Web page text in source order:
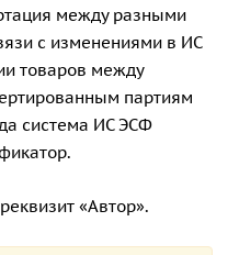
между разными
с изменениями в ИС
товаров между
партиям
система ИС ЭСФ
«Автор».